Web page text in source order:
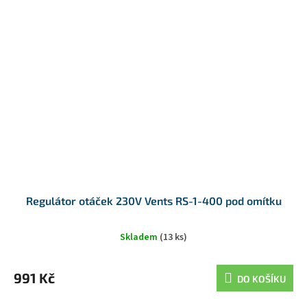
Regulátor otáček 230V Vents RS-1-400 pod omítku
Skladem (13 ks)
991 Kč DO KOŠÍKU